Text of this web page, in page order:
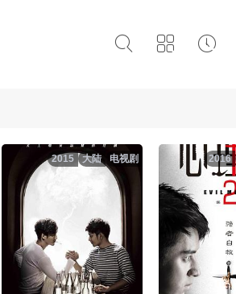
电视剧
大陆
2015 2016